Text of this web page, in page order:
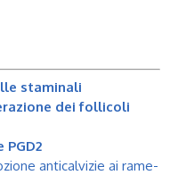
staminali
dei follicoli
anticalvizie ai rame-